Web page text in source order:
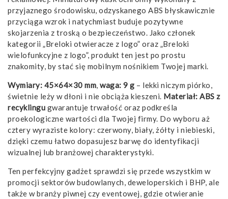
przyjaznego środowisku, odzyskanego ABS błyskawicznie
przyciąga wzrok i natychmiast buduje pozytywne
skojarzenia z troską o bezpieczeństwo. Jako członek
kategorii „Breloki otwieracze z logo” oraz „Breloki
wielofunkcyjne z logo”, produkt ten jest po prostu
znakomity, by stać się mobilnym nośnikiem Twojej marki.
Wymiary: 45×64×30 mm, waga: 9 g – lekki niczym piórko,
świetnie leży w dłoni i nie obciąża kieszeni. Materiał: ABS z
recyklingu gwarantuje trwałość oraz podkreśla
proekologiczne wartości dla Twojej firmy. Do wyboru aż
cztery wyraziste kolory: czerwony, biały, żółty i niebieski,
dzięki czemu łatwo dopasujesz barwę do identyfikacji
wizualnej lub branżowej charakterystyki.
Ten perfekcyjny gadżet sprawdzi się przede wszystkim w
promocji sektorów budowlanych, deweloperskich i BHP, ale
także w branży piwnej czy eventowej, gdzie otwieranie